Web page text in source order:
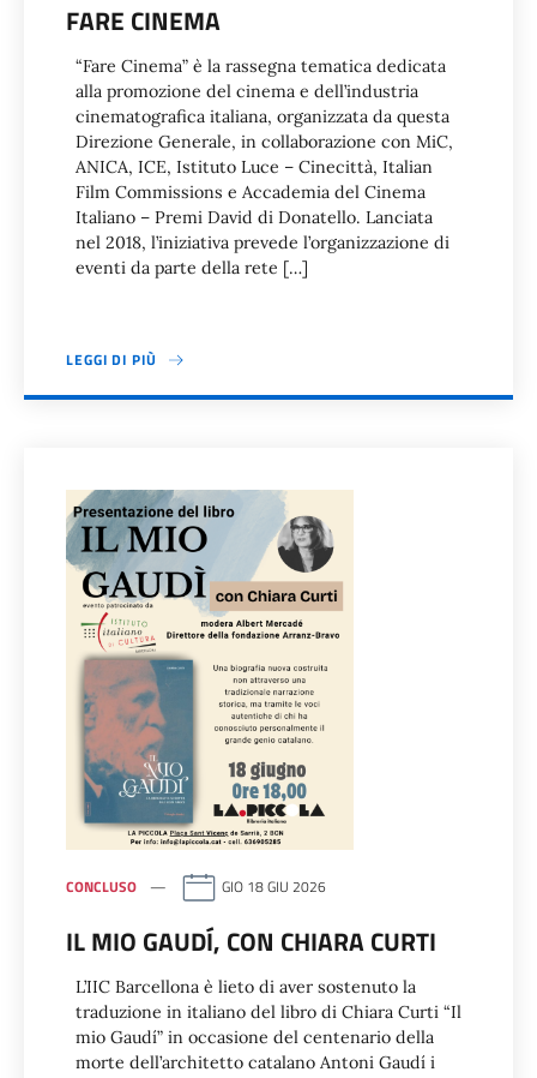
FARE CINEMA
“Fare Cinema” è la rassegna tematica dedicata
alla promozione del cinema e dell’industria
cinematografica italiana, organizzata da questa
Direzione Generale, in collaborazione con MiC,
ANICA, ICE, Istituto Luce – Cinecittà, Italian
Film Commissions e Accademia del Cinema
Italiano – Premi David di Donatello. Lanciata
nel 2018, l’iniziativa prevede l’organizzazione di
eventi da parte della rete […]
LEGGI DI PIÙ
CONCLUSO GIO 18 GIU 2026
IL MIO GAUDÍ, CON CHIARA CURTI
L’IIC Barcellona è lieto di aver sostenuto la
traduzione in italiano del libro di Chiara Curti “Il
mio Gaudí” in occasione del centenario della
morte dell’architetto catalano Antoni Gaudí i